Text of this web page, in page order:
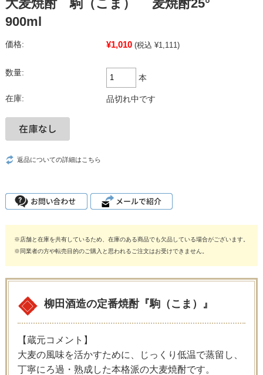
大麦焼酎 駒（こま） 麦焼酎25°
900ml
価格: ¥1,010 (税込 ¥1,111)
数量:
本
在庫: 品切れ中です
返品についての詳細はこちら
※店舗と在庫を共有しているため、在庫のある商品でも欠品している場合がございます。
※同業者の方や転売目的のご購入と思われるご注文はお受けできません。
柳田酒造の定番焼酎『駒（こま）』
【蔵元コメント】
大麦の風味を活かすために、じっくり低温で蒸留し、
丁寧にろ過・熟成した本格派の大麦焼酎です。